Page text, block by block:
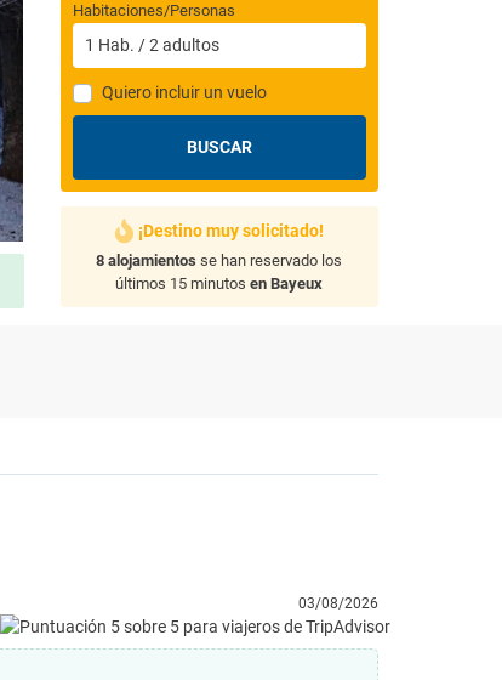
Habitaciones/Personas
1 Hab. /2 adultos
Quiero incluir un vuelo
BUSCAR
¡Destino muy solicitado!
8 alojamientos se han reservado los
últimos 15 minutosen Bayeux
03/08/2026